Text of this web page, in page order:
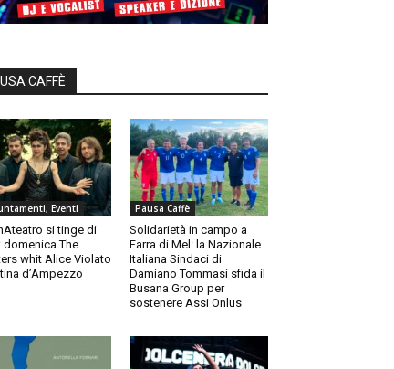
CAFFÈ
Eventi
si tinge di
domenica The
whit Alice Violato
d’Ampezzo
Pausa Caffè
Solidarietà in campo a
Farra di Mel: la Nazionale
Italiana Sindaci di
Damiano Tommasi sfida il
Busana Group per
sostenere Assi Onlus